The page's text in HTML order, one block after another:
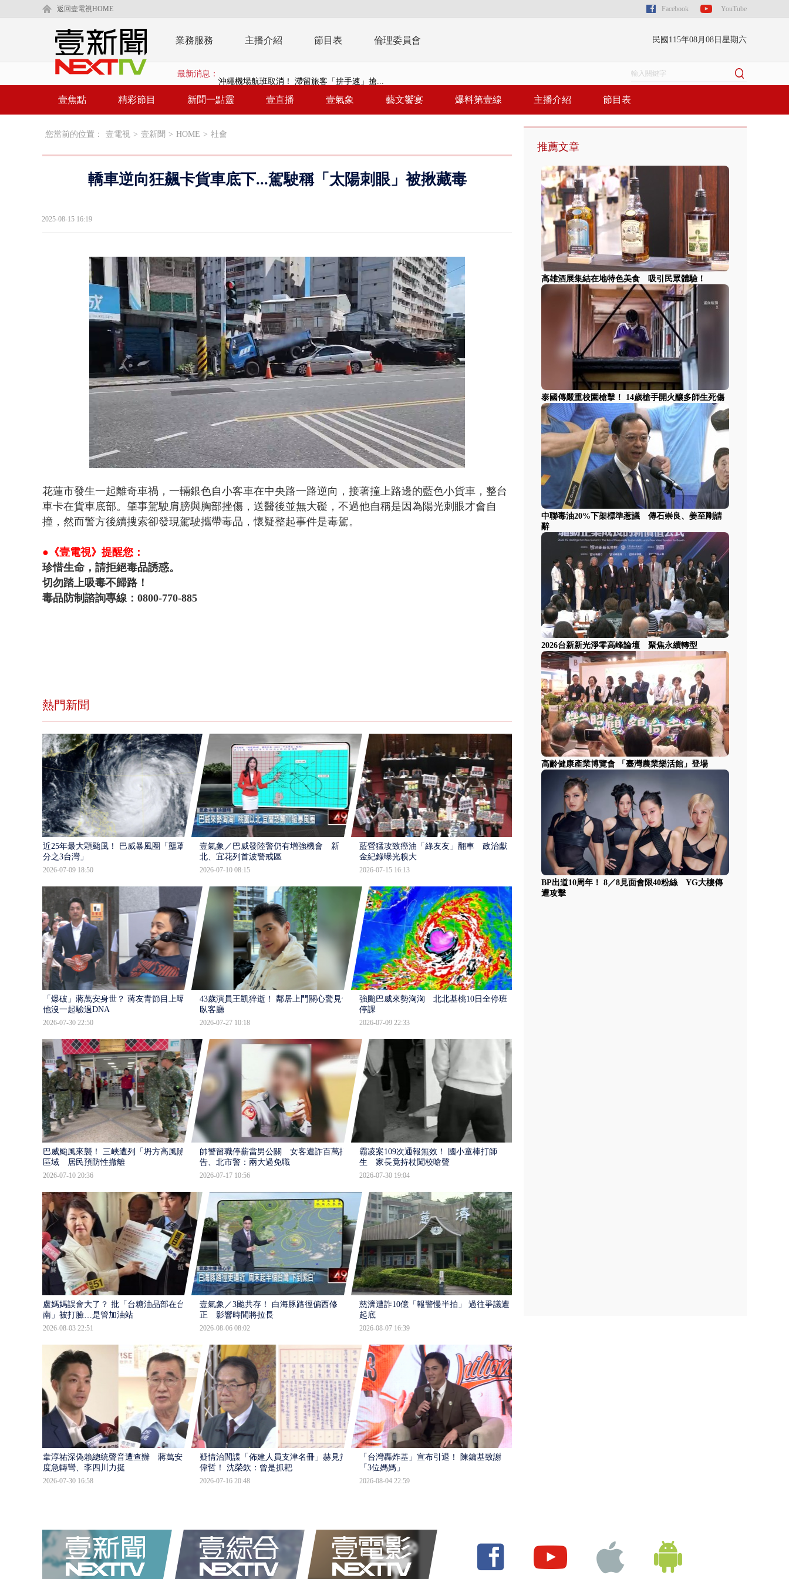
返回壹電視HOME Facebook YouTube
業務服務 主播介紹 節目表 倫理委員會 民國115年08月08日星期六
最新消息：
泰國傳嚴重校園槍擊！ 14歲槍手開火釀多師...
父親節限定！ 「一鴨三吃」、「客家攪福」...
白海豚海警！ 雨彈將炸台中以北 不排除明...
壹焦點 精彩節目 新聞一點靈 壹直播 壹氣象 藝文饗宴 爆料第壹線 主播介紹 節目表
您當前的位置： 壹電視 > 壹新聞 > HOME > 社會
轎車逆向狂飆卡貨車底下...駕駛稱「太陽刺眼」被揪藏毒
2025-08-15 16:19
Unmute Loaded:
76.01%
花蓮市發生一起離奇車禍，一輛銀色自小客車在中央路一路逆向，接著撞上路邊的藍色小貨車，整台
車卡在貨車底部。肇事駕駛 肩膀與胸部挫傷，送醫後並無大礙，不過他自稱是因為陽光刺眼才會自
撞，然而警方後續搜索卻發現駕駛攜帶毒品，懷疑整起事件是毒駕。
●《壹電視》提醒您：
珍惜生命，請拒絕毒品誘惑。
切勿踏上吸毒不歸路！
毒品防制諮詢專線：0800-770-885
熱門新聞
近25年最大顆颱風！ 巴威暴風圈「壟罩4
分之3台灣」
2026-07-09 18:50
壹氣象／巴威發陸警仍有增強機會 新
北、宜花列首波警戒區
2026-07-10 08:15
藍營猛攻致癌油「綠友友」翻車 政治獻
金紀錄曝光糗大
2026-07-15 16:13
「爆破」蔣萬安身世？ 蔣友青節目上曝：
他沒一起驗過DNA
2026-07-30 22:50
43歲演員王凱猝逝！ 鄰居上門關心驚見倒
臥客廳
2026-07-27 10:18
強颱巴威來勢洶洶 北北基桃10日全停班
停課
2026-07-09 22:33
巴威颱風來襲！ 三峽遭列「坍方高風險」
區域 居民預防性撤離
2026-07-10 20:36
帥警留職停薪當男公關 女客遭詐百萬提
告、北市警：兩大過免職
2026-07-17 10:56
霸凌案109次通報無效！ 國小童棒打師
生 家長竟持杖闖校嗆聲
2026-07-30 19:04
盧媽媽誤會大了？ 批「台糖油品部在台
南」被打臉…是管加油站
2026-08-03 22:51
壹氣象／3颱共存！ 白海豚路徑偏西修
正 影響時間將拉長
2026-08-06 08:02
慈濟遭詐10億「報警慢半拍」 過往爭議遭
起底
2026-08-07 16:39
韋淳祐深偽賴總統聲音遭查辦 蔣萬安態
度急轉彎、李四川力挺
2026-07-30 16:58
疑情治間諜「佈建人員支津名冊」赫見黃
偉哲！ 沈榮欽：曾是抓耙
2026-07-16 20:48
「台灣轟炸基」宣布引退！ 陳鏞基致謝
「3位媽媽」
2026-08-04 22:59
推薦文章
高雄酒展集結在地特色美食 吸引民眾體驗！
泰國傳嚴重校園槍擊！ 14歲槍手開火釀多師生死傷
中聯毒油20%下架標準惹議 傳石崇良、姜至剛請
辭
2026台新新光淨零高峰論壇 聚焦永續轉型
高齡健康產業博覽會 「臺灣農業樂活館」登場
BP出道10周年！ 8／8見面會限40粉絲 YG大樓傳
遭攻擊